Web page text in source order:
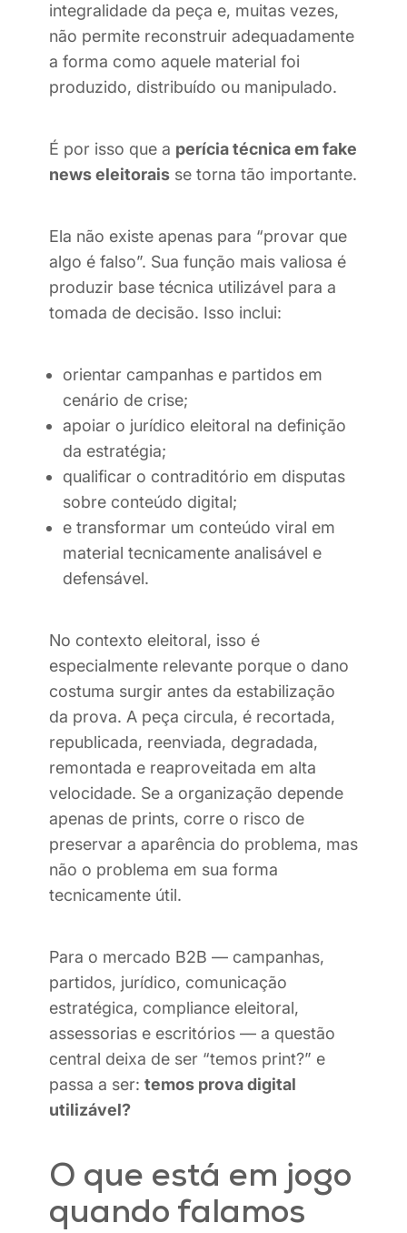
integralidade da peça e, muitas vezes,
não permite reconstruir adequadamente
a forma como aquele material foi
produzido, distribuído ou manipulado.
É por isso que a perícia técnica em fake
news eleitorais se torna tão importante.
Ela não existe apenas para “provar que
algo é falso”. Sua função mais valiosa é
produzir base técnica utilizável para a
tomada de decisão. Isso inclui:
orientar campanhas e partidos em
cenário de crise;
apoiar o jurídico eleitoral na definição
da estratégia;
qualificar o contraditório em disputas
sobre conteúdo digital;
e transformar um conteúdo viral em
material tecnicamente analisável e
defensável.
No contexto eleitoral, isso é
especialmente relevante porque o dano
costuma surgir antes da estabilização
da prova. A peça circula, é recortada,
republicada, reenviada, degradada,
remontada e reaproveitada em alta
velocidade. Se a organização depende
apenas de prints, corre o risco de
preservar a aparência do problema, mas
não o problema em sua forma
tecnicamente útil.
Para o mercado B2B — campanhas,
partidos, jurídico, comunicação
estratégica, compliance eleitoral,
assessorias e escritórios — a questão
central deixa de ser “temos print?” e
passa a ser: temos prova digital
utilizável?
O que está em jogo
quando falamos